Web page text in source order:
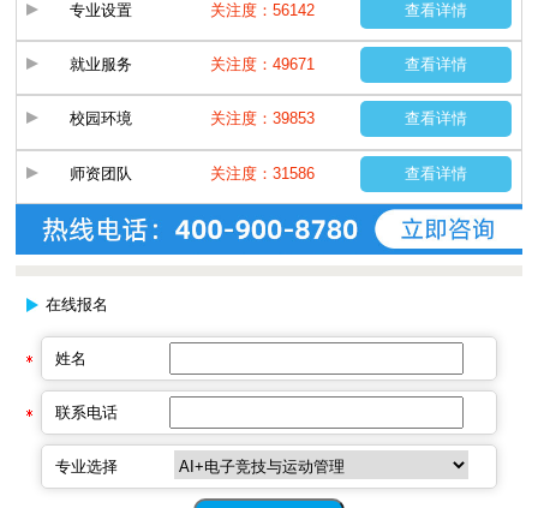
专业设置 关注度：56142 查看详情
就业服务 关注度：49671 查看详情
校园环境 关注度：39853 查看详情
师资团队 关注度：31586 查看详情
在线报名
姓名
联系电话
专业选择